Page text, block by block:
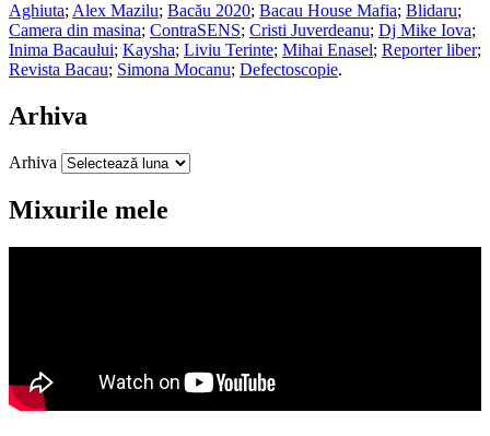
Aghiuta; Alex Mazilu; Bacău 2020; Bacau House Mafia; Blidaru;
Camera din masina; ContraSENS; Cristi Juverdeanu; Dj Mike Iova;
Inima Bacaului; Kaysha; Liviu Terinte; Mihai Enasel; Reporter liber;
Revista Bacau; Simona Mocanu; Defectoscopie.
Arhiva
Arhiva
Mixurile mele